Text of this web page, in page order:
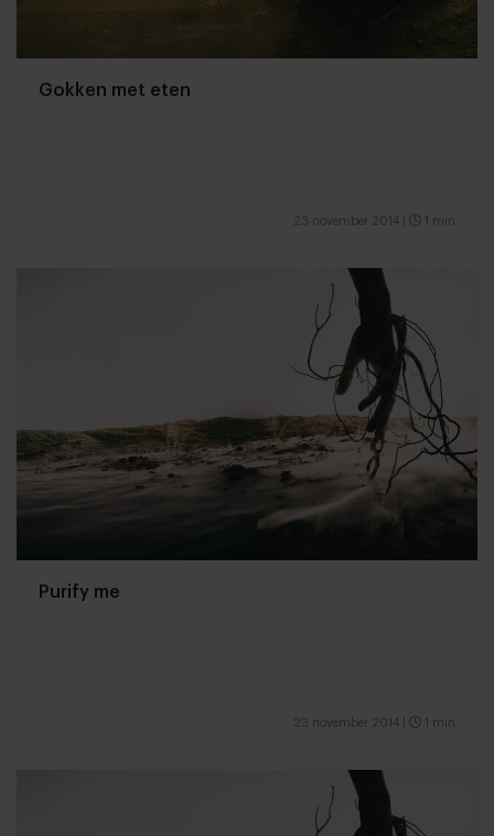
Gokken met eten
23 november 2014 1 min
Purify me
23 november 2014 1 min